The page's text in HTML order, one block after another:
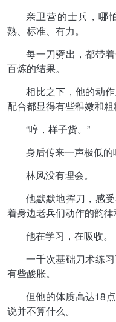
亲卫营的士兵，哪
熟、标准、有力。
每一刀劈出，都带
百炼的结果。
相比之下，他的动
配合都显得有些稚嫩和粗
“哼，样子货。”
身后传来一声极低的
林风没有理会。
他默默地挥刀，感
着身边老兵们动作的韵律
他在学习，在吸收。
一千次基础刀术练
有些酸胀。
但他的体质高达18
说并不算什么。